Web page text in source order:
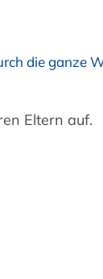
die ganze
Eltern auf.